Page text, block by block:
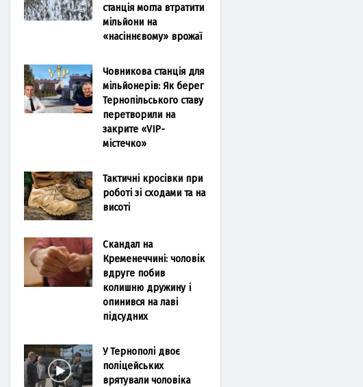
станція могла втратити
мільйони на
«насіннєвому» врожаї
Човникова станція для
мільйонерів: Як берег
Тернопільського ставу
перетворили на
закрите «VIP-
містечко»
Тактичні кросівки при
роботі зі сходами та на
висоті
Скандал на
Кременеччині: чоловік
вдруге побив
колишню дружину і
опинився на лаві
підсудних
У Тернополі двоє
поліцейських
врятували чоловіка